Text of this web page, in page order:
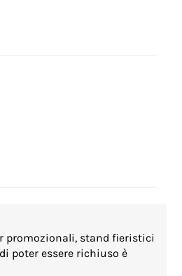
promozionali, stand fieristici
poter essere richiuso è